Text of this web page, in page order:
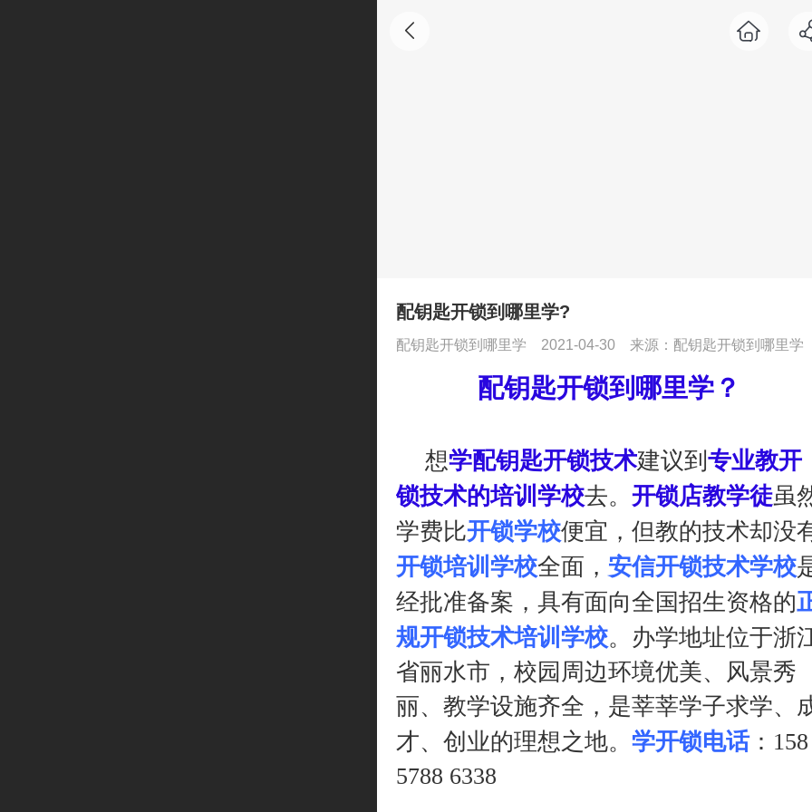
配钥匙开锁到哪里学?
配钥匙开锁到哪里学 2021-04-30 来源：配钥匙开锁到哪里学
配钥匙开锁到哪里学？
想学配钥匙开锁技术建议到 专业教开
锁技术的培训学校去。 开锁店教学徒虽
学费比开锁学校便宜，但教的技术却没
开锁培训学校全面， 安信开锁技术学校
经批准备案，具有面向全国招生资格的
规开锁技术培训学校。 办学地址位于浙
省丽水市，校园 周边环境优美、风景秀
丽、教学设施齐全，是莘莘学子求学、
才、创业的理想之地。 学开锁电话：158
5788 6338